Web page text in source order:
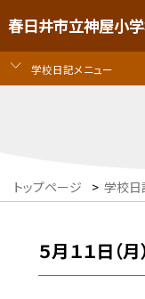
春日井市立神屋小
学校日記メニュー
トップページ > 学校日
５月１１日（